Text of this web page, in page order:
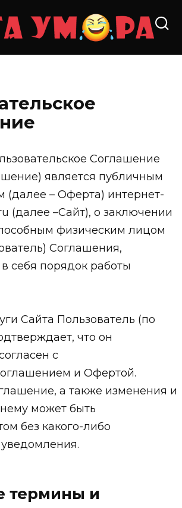
Соглашение
является публичным
(далее – Оферта) интернет-
(далее –Сайт), о заключении
физическим лицом
Соглашения,
себя порядок работы
Сайта Пользователь (по
что он
с
и Офертой.
а также изменения и
может быть
без какого-либо
термины и